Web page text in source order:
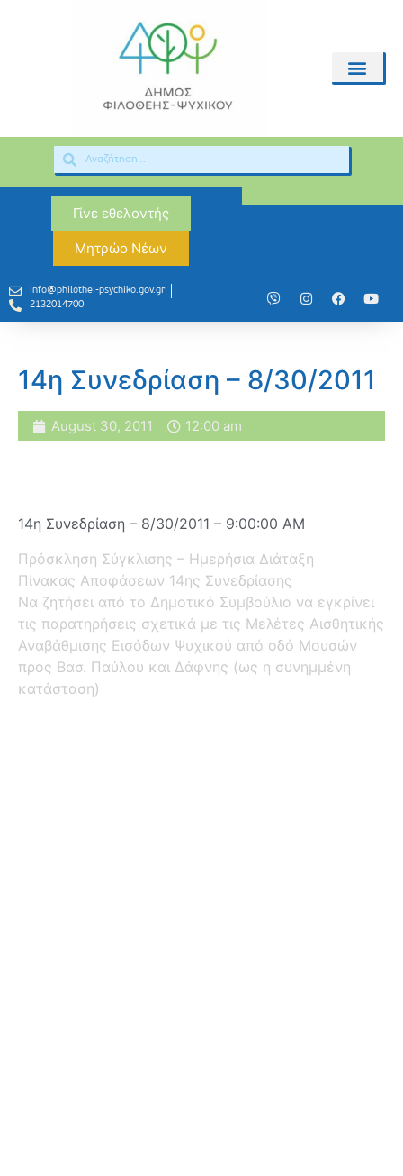
Γίνε εθελοντής
Μητρώο Νέων
info@philothei-psychiko.gov.gr
2132014700
14η Συνεδρίαση – 8/30/2011
August 30, 2011 12:00 am
14η Συνεδρίαση – 8/30/2011 – 9:00:00 AM
Πρόσκληση Σύγκλισης – Ημερήσια Διάταξη
Πίνακας Αποφάσεων 14ης Συνεδρίασης
Να ζητήσει από το Δημοτικό Συμβούλιο να εγκρίνει
τις παρατηρήσεις σχετικά με τις Μελέτες Αισθητικής
Αναβάθμισης Εισόδων Ψυχικού από οδό Μουσών
προς Βασ. Παύλου και Δάφνης (ως η συνημμένη
κατάσταση)